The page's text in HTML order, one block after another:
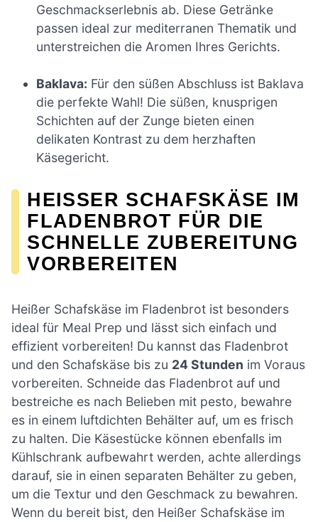
Geschmackserlebnis ab. Diese Getränke
passen ideal zur mediterranen Thematik und
unterstreichen die Aromen Ihres Gerichts.
Baklava: Für den süßen Abschluss ist Baklava
die perfekte Wahl! Die süßen, knusprigen
Schichten auf der Zunge bieten einen
delikaten Kontrast zu dem herzhaften
Käsegericht.
HEISSER SCHAFSKÄSE IM F
LADENBROT FÜR DIE S
CHNELLE ZUBEREITUNG V
ORBEREITEN
Heißer Schafskäse im Fladenbrot ist besonders
ideal für Meal Prep und lässt sich einfach und
effizient vorbereiten! Du kannst das Fladenbrot
und den Schafskäse bis zu 24 Stunden im Voraus
vorbereiten. Schneide das Fladenbrot auf und
bestreiche es nach Belieben mit pesto, bewahre
es in einem luftdichten Behälter auf, um es frisch
zu halten. Die Käsestücke können ebenfalls im
Kühlschrank aufbewahrt werden, achte allerdings
darauf, sie in einen separaten Behälter zu geben,
um die Textur und den Geschmack zu bewahren.
Wenn du bereit bist, den Heißer Schafskäse im